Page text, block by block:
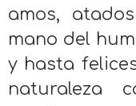
amos,
mano del
y hasta
naturaleza